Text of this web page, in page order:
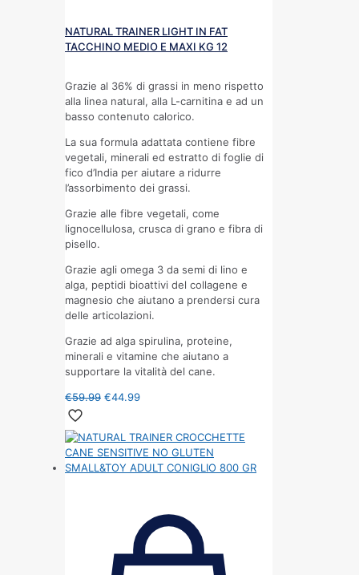
NATURAL TRAINER LIGHT IN FAT
TACCHINO MEDIO E MAXI KG 12
Grazie al 36% di grassi in meno rispetto
alla linea natural, alla L-carnitina e ad un
basso contenuto calorico.
La sua formula adattata contiene fibre
vegetali, minerali ed estratto di foglie di
fico d’India per aiutare a ridurre
l’assorbimento dei grassi.
Grazie alle fibre vegetali, come
lignocellulosa, crusca di grano e fibra di
pisello.
Grazie agli omega 3 da semi di lino e
alga, peptidi bioattivi del collagene e
magnesio che aiutano a prendersi cura
delle articolazioni.
Grazie ad alga spirulina, proteine,
minerali e vitamine che aiutano a
supportare la vitalità del cane.
€59.99 €44.99